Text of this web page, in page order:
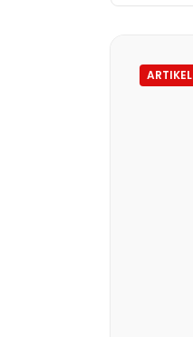
ARTIKEL